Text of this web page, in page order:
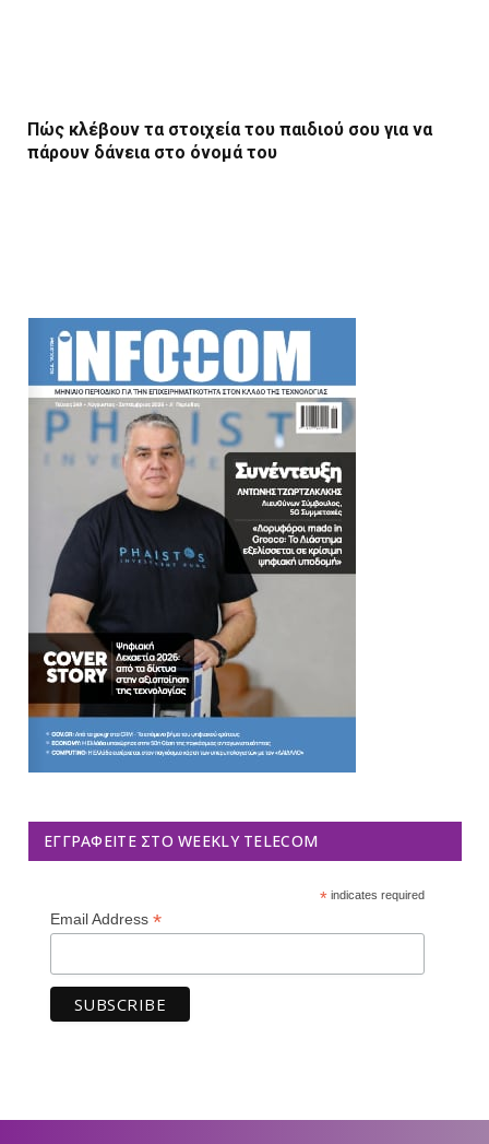
Πώς κλέβουν τα στοιχεία του παιδιού σου για να
πάρουν δάνεια στο όνομά του
ΕΓΓΡΑΦΕΊΤΕ ΣΤΟ WEEKLY TELECOM
*indicates required
Email Address *